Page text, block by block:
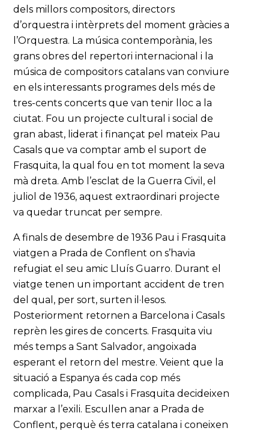
dels millors compositors, directors
d’orquestra i intèrprets del moment gràcies a
l’Orquestra. La música contemporània, les
grans obres del repertori internacional i la
música de compositors catalans van conviure
en els interessants programes dels més de
tres-cents concerts que van tenir lloc a la
ciutat. Fou un projecte cultural i social de
gran abast, liderat i finançat pel mateix Pau
Casals que va comptar amb el suport de
Frasquita, la qual fou en tot moment la seva
mà dreta. Amb l’esclat de la Guerra Civil, el
juliol de 1936, aquest extraordinari projecte
va quedar truncat per sempre.
A finals de desembre de 1936 Pau i Frasquita
viatgen a Prada de Conflent on s’havia
refugiat el seu amic Lluís Guarro. Durant el
viatge tenen un important accident de tren
del qual, per sort, surten il·lesos.
Posteriorment retornen a Barcelona i Casals
reprèn les gires de concerts. Frasquita viu
més temps a Sant Salvador, angoixada
esperant el retorn del mestre. Veient que la
situació a Espanya és cada cop més
complicada, Pau Casals i Frasquita decideixen
marxar a l’exili. Escullen anar a Prada de
Conflent, perquè és terra catalana i coneixen